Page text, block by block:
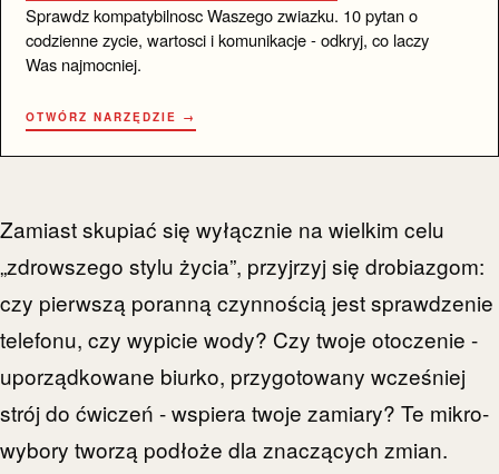
Sprawdz kompatybilnosc Waszego zwiazku. 10 pytan o
codzienne zycie, wartosci i komunikacje - odkryj, co laczy
Was najmocniej.
OTWÓRZ NARZĘDZIE →
Zamiast skupiać się wyłącznie na wielkim celu
„zdrowszego stylu życia”, przyjrzyj się drobiazgom:
czy pierwszą poranną czynnością jest sprawdzenie
telefonu, czy wypicie wody? Czy twoje otoczenie -
uporządkowane biurko, przygotowany wcześniej
strój do ćwiczeń - wspiera twoje zamiary? Te mikro-
wybory tworzą podłoże dla znaczących zmian.